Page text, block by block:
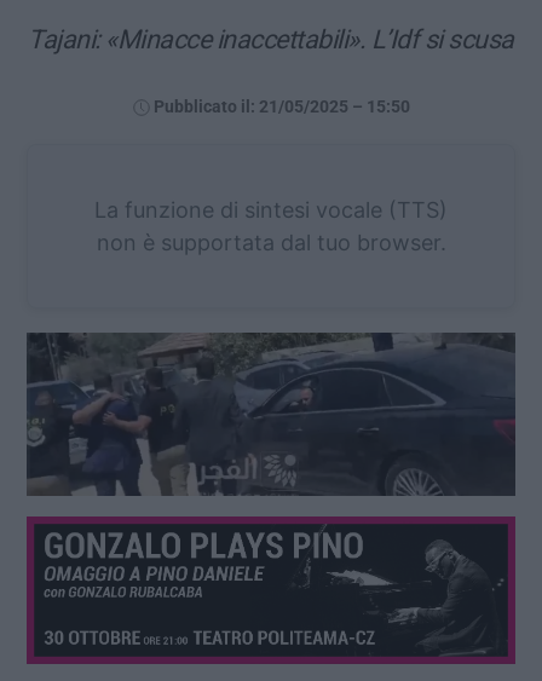
Tajani: «Minacce inaccettabili». L’Idf si scusa
Pubblicato il: 21/05/2025 – 15:50
La funzione di sintesi vocale (TTS)
non è supportata dal tuo browser.